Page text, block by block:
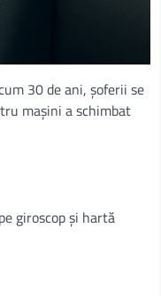
30 de ani, șoferii se
mașini a schimbat
giroscop și hartă